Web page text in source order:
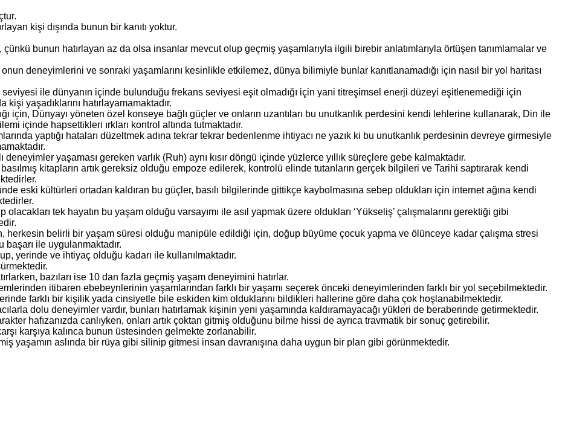
kişi dışında bunun bir kanıtı yoktur.
bunun hatırlayan az da olsa insanlar mevcut olup geçmiş yaşamlarıyla ilgili birebir anlatımlarıyla örtüşen tanımlamalar ve
deneyimlerini ve sonraki yaşamlarını kesinlikle etkilemez, dünya bilimiyle bunlar kanıtlanamadığı için nasıl bir yol haritası
ile dünyanın içinde bulunduğu frekans seviyesi eşit olmadığı için yani titreşimsel enerji düzeyi eşitlenemediği için
yaşadıklarını hatırlayamamaktadır.
için, Dünyayı yöneten özel konseye bağlı güçler ve onların uzantıları bu unutkanlık perdesini kendi lehlerine kullanarak, Din ile
içinde hapsettikleri ırkları kontrol altında tutmaktadır.
yaptığı hataları düzeltmek adına tekrar tekrar bedenlenme ihtiyacı ne yazık ki bu unutkanlık perdesinin devreye girmesiyle
yaşaması gereken varlık (Ruh) aynı kısır döngü içinde yüzlerce yıllık süreçlere gebe kalmaktadır.
kitapların artık gereksiz olduğu empoze edilerek, kontrolü elinde tutanların gerçek bilgileri ve Tarihi saptırarak kendi
eski kültürleri ortadan kaldıran bu güçler, basılı bilgilerinde gittikçe kaybolmasına sebep oldukları için internet ağına kendi
tek hayatın bu yaşam olduğu varsayımı ile asıl yapmak üzere oldukları ‘Yükseliş’ çalışmalarını gerektiği gibi
herkesin belirli bir yaşam süresi olduğu manipüle edildiği için, doğup büyüme çocuk yapma ve ölünceye kadar çalışma stresi
ile uygulanmaktadır.
yerinde ve ihtiyaç olduğu kadarı ile kullanılmaktadır.
bazıları ise 10 dan fazla geçmiş yaşam deneyimini hatırlar.
itibaren ebebeynlerinin yaşamlarından farklı bir yaşamı seçerek önceki deneyimlerinden farklı bir yol seçebilmektedir.
farklı bir kişilik yada cinsiyetle bile eskiden kim olduklarını bildikleri hallerine göre daha çok hoşlanabilmektedir.
dolu deneyimler vardır, bunları hatırlamak kişinin yeni yaşamında kaldıramayacağı yükleri de beraberinde getirmektedir.
hafızanızda canlıyken, onları artık çoktan gitmiş olduğunu bilme hissi de ayrıca travmatik bir sonuç getirebilir.
karşıya kalınca bunun üstesinden gelmekte zorlanabilir.
yaşamın aslında bir rüya gibi silinip gitmesi insan davranışına daha uygun bir plan gibi görünmektedir.